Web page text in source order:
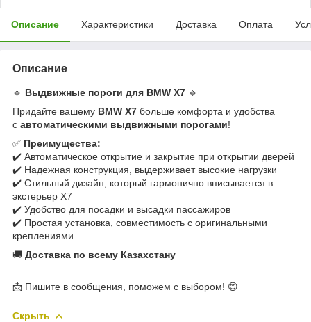
Описание Характеристики Доставка Оплата
Описание
🔹 Выдвижные пороги для BMW X7 🔹
Придайте вашему BMW X7 больше комфорта и удобства
с автоматическими выдвижными порогами!
✅ Преимущества:
✔️ Автоматическое открытие и закрытие при открытии дверей
✔️ Надежная конструкция, выдерживает высокие нагрузки
✔️ Стильный дизайн, который гармонично вписывается в
экстерьер X7
✔️ Удобство для посадки и высадки пассажиров
✔️ Простая установка, совместимость с оригинальными
креплениями
🚚 Доставка по всему Казахстану
📩 Пишите в сообщения, поможем с выбором! 😊
Скрыть